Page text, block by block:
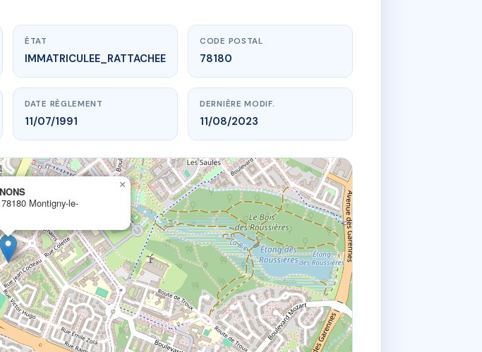
le-Bretonneux
ÉTAT
IMMATRICULEE_RATTACHEE
CODE POSTAL
78180
DATE RÈGLEMENT
11/07/1991
DERNIÈRE MODIF.
11/08/2023
Montigny-le-
×